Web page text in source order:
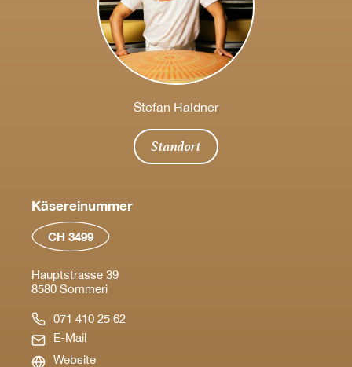
Stefan Haldner
Standort
Käsereinummer
CH 3499
Hauptstrasse 39
8580 Sommeri
071 410 25 62
E-Mail
Website